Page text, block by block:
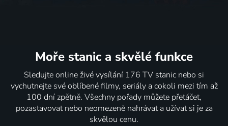
Moře stanic a skvělé funkce
Sledujte online živé vysílání 176 TV stanic nebo si
vychutnejte své oblíbené filmy, seriály a cokoli mezi tím až
100 dní zpětně. Všechny pořady můžete přetáčet,
pozastavovat nebo neomezeně nahrávat a užívat si je za
skvělou cenu.